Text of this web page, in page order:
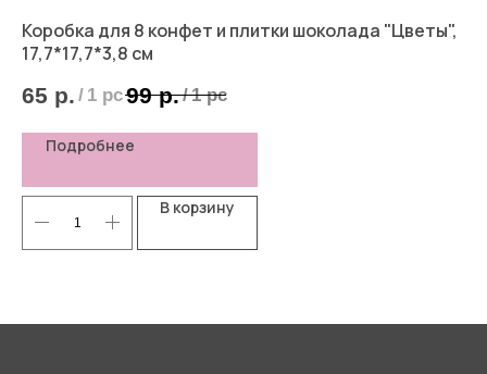
Коробка для 8 конфет и плитки шоколада "Цветы",
17,7*17,7*3,8 см
65 р. / 1 pc99 р./1 pc
Подробнее
В корзину